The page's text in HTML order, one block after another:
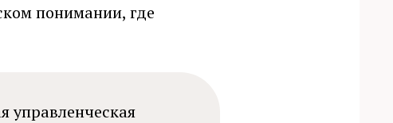
понимании, где
управленческая